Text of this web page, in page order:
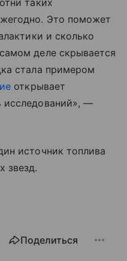
Это поможет
и сколько
деле скрывается
стала примером
открывает
исследований», —
источник топлива
звезд.
Поделиться